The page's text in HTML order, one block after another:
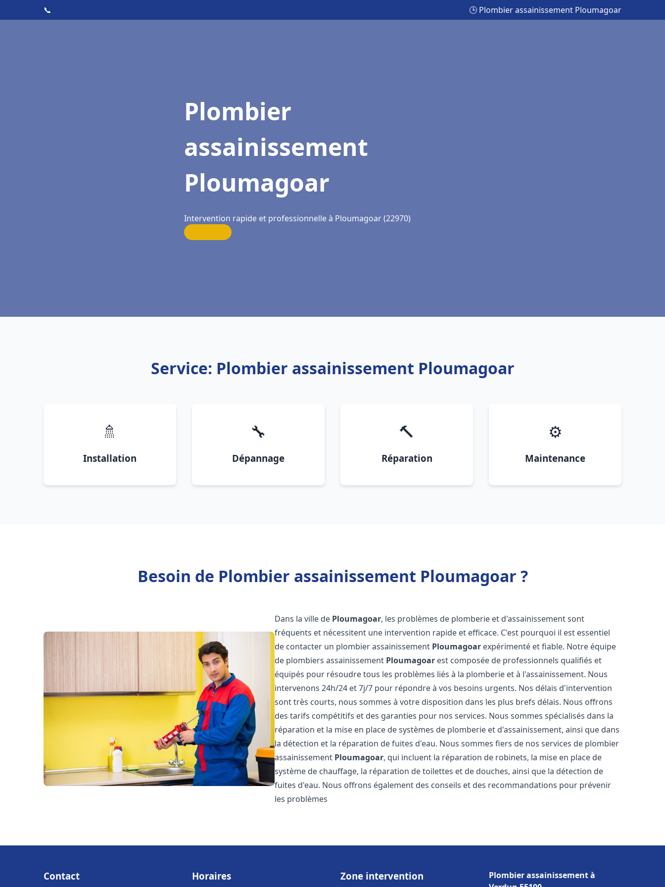
📞 🕒 Plombier assainissement Ploumagoar
Plombier
assainissement
Ploumagoar
Intervention rapide et professionnelle à Ploumagoar (22970)
Service: Plombier assainissement Ploumagoar
🚿
Installation
🔧
Dépannage
🔨
Réparation
⚙️
Maintenance
Besoin de Plombier assainissement Ploumagoar ?
Dans la ville de Ploumagoar, les problèmes de plomberie et d'assainissement sont
fréquents et nécessitent une intervention rapide et efficace. C'est pourquoi il est essentiel
de contacter un plombier assainissement Ploumagoar expérimenté et fiable. Notre équipe
de plombiers assainissement Ploumagoar est composée de professionnels qualifiés et
équipés pour résoudre tous les problèmes liés à la plomberie et à l'assainissement. Nous
intervenons 24h/24 et 7j/7 pour répondre à vos besoins urgents. Nos délais d'intervention
sont très courts, nous sommes à votre disposition dans les plus brefs délais. Nous offrons
des tarifs compétitifs et des garanties pour nos services. Nous sommes spécialisés dans la
réparation et la mise en place de systèmes de plomberie et d'assainissement, ainsi que dans
la détection et la réparation de fuites d'eau. Nous sommes fiers de nos services de plombier
assainissement Ploumagoar, qui incluent la réparation de robinets, la mise en place de
système de chauffage, la réparation de toilettes et de douches, ainsi que la détection de
fuites d'eau. Nous offrons également des conseils et des recommandations pour prévenir
les problèmes
Contact Horaires Zone intervention
Plombier assainissement à